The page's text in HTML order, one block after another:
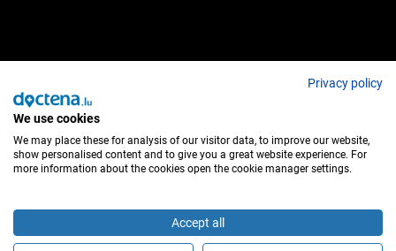
Privacy policy
We use cookies
We may place these for analysis of our visitor data, to improve our website,
show personalised content and to give you a great website experience. For
more information about the cookies open the cookie manager settings.
Accept all